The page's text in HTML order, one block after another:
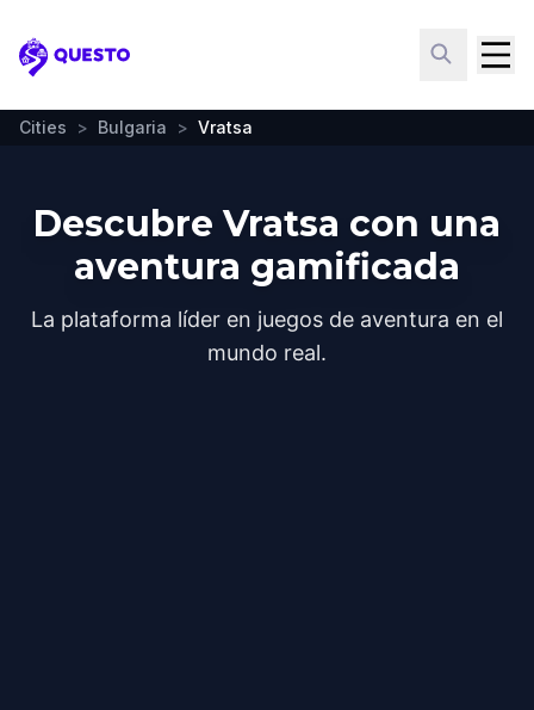
Questo
Cities > Bulgaria > Vratsa
Descubre Vratsa con una
aventura gamificada
La plataforma líder en juegos de aventura en el
mundo real.